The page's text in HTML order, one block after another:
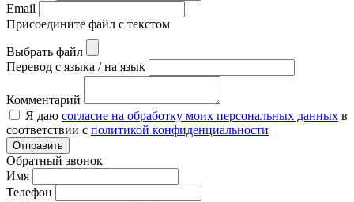
Email
Присоедините файл с текстом
Выбрать файл
Перевод с языка / на язык
Комментарий
Я даю согласие на обработку моих персональных данных в
соответствии с политикой конфиденциальности
Отправить
Обратный звонок
Имя
Телефон